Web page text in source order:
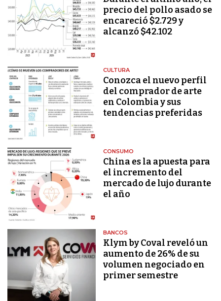
precio del pollo asado se
encareció $2.729 y
alcanzó $42.102
CULTURA
Conozca el nuevo perfil
del comprador de arte
en Colombia y sus
tendencias preferidas
CONSUMO
China es la apuesta para
el incremento del
mercado de lujo durante
el año
BANCOS
Klym by Coval reveló un
aumento de 26% de su
volumen negociado en
primer semestre